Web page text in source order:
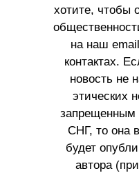
хотите, чтобы
на наш
контактах.
новость не
этических
запрещенным
СНГ, то она
будет
автора